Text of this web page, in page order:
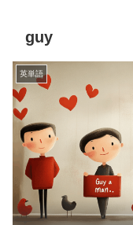
guy
英単語